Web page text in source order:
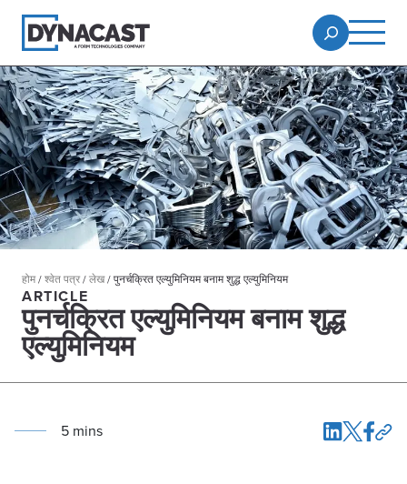
होम/श्वेत पत्र/लेख/पुनर्चक्रित एल्युमिनियम बनाम शुद्ध एल्युमिनियम
ARTICLE
पुनर्चक्रित एल्युमिनियम बनाम शुद्ध
एल्युमिनियम
5 mins